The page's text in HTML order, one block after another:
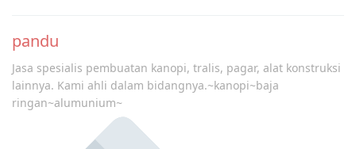
pandu
Jasa spesialis pembuatan kanopi, tralis, pagar, alat konstruksi
lainnya. Kami ahli dalam bidangnya.~kanopi~baja
ringan~alumunium~